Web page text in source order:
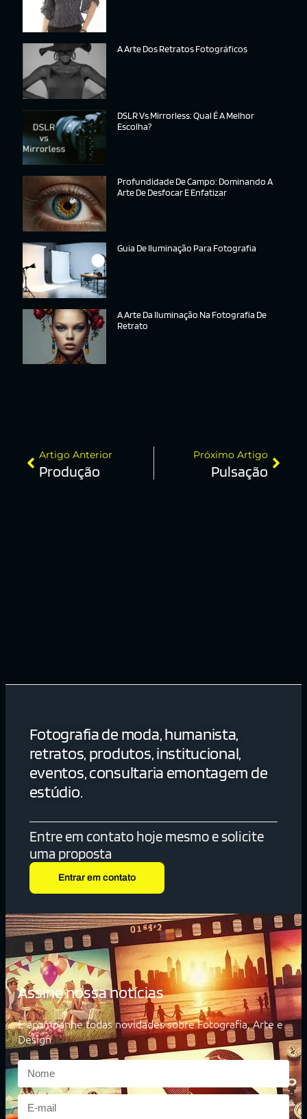
A Arte Dos Retratos Fotográficos
DSLR Vs Mirrorless: Qual É A Melhor
Escolha?
Profundidade De Campo: Dominando A
Arte De Desfocar E Enfatizar
Guia De Iluminação Para Fotografia
A Arte Da Iluminação Na Fotografia De
Retrato
Artigo Anterior
Produção
Próximo Artigo
Pulsação
Fotografia de moda, humanista,
retratos, produtos, institucional,
eventos, consultaria emontagem de
estúdio.
Entre em contato hoje mesmo e solicite
uma proposta
Entrar em contato
Assine nossa notícias
E acompanhe todas novidades sobre Fotografia, Arte e
Design